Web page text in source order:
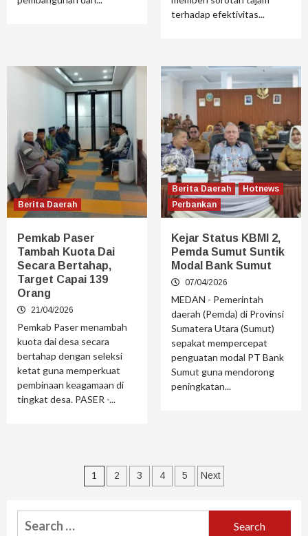
terhadap efektivitas...
Berita Daerah
Pemkab Paser
Tambah Kuota Dai
Secara Bertahap,
Target Capai 139
Orang
21/04/2026
Pemkab Paser menambah
kuota dai desa secara
bertahap dengan seleksi
ketat guna memperkuat
pembinaan keagamaan di
tingkat desa. PASER -...
Berita Daerah
Hotnews
Perbankan
Kejar Status KBMI 2,
Pemda Sumut Suntik
Modal Bank Sumut
07/04/2026
MEDAN - Pemerintah
daerah (Pemda) di Provinsi
Sumatera Utara (Sumut)
sepakat mempercepat
penguatan modal PT Bank
Sumut guna mendorong
peningkatan...
1 2 3 4 5 Next